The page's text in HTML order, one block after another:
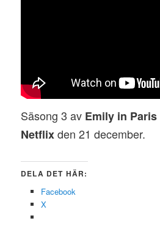
Säsong 3 av Emily in Paris
Netflixden 21 december.
DELA DET HÄR:
Facebook
X